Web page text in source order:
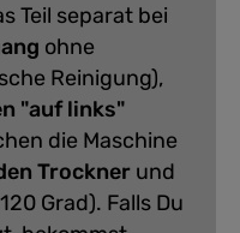
Teil separat bei
ohne
Reinigung),
"auf links"
die Maschine
Trockner und
Grad). Falls Du